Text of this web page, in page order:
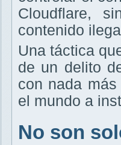
Cloudflare,
contenido
Una táctica
de un delito
con nada
el mundo a
No son